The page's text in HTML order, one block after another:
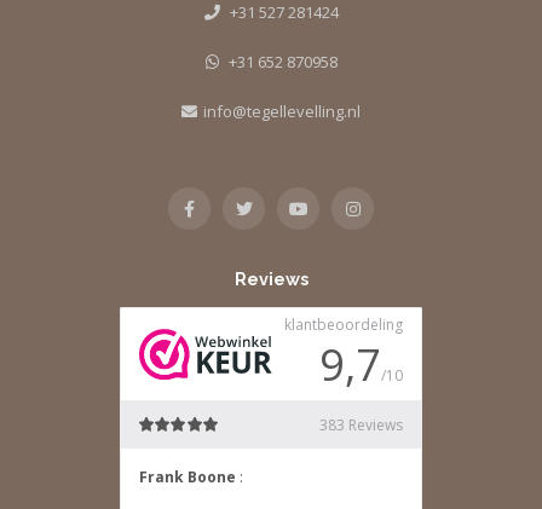
+31 527 281424
+31 652 870958
info@tegellevelling.nl
Reviews